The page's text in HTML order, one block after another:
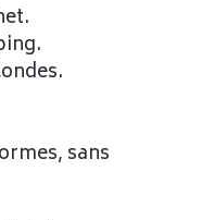
sans